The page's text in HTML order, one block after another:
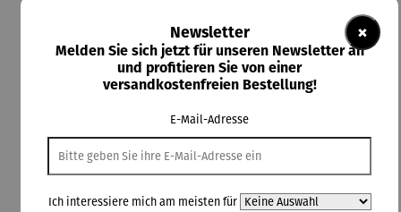
UVP179,00 €
Preise inkl. MwSt. zzgl. Versandkosten
Farbauswahlauswählen
grau hellgrau schwarz
Größe auswählen
×
Newsletter
Melden Sie sich jetzt für unseren Newsletter an
und profitieren Sie von einer
versandkostenfreien Bestellung!
E-Mail-Adresse
Ich interessiere mich am meisten für